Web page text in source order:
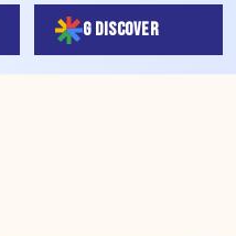
G DISCOVER